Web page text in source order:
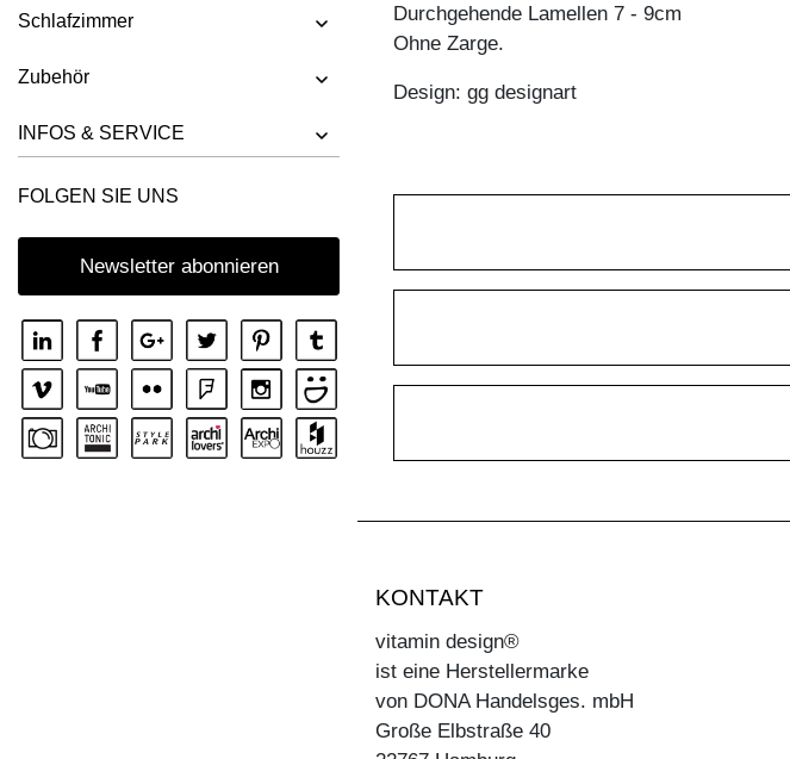
TISCH LIVING BUTTERFLY
TISCH LOTUS
TISCH MARGO
TISCH MARGO ROUND
TISCH MARGO SELECT
TISCH MENA
TISCH MENA CONSOLE
TISCH MENA CONSOLE T
Schlafzimmer
Zubehör
INFOS & SERVICE
FOLGEN SIE UNS
Newsletter abonnieren
Durchgehende Lamellen 7 - 9cm
Ohne Zarge.
Design: gg designart
KONTAKT
vitamin design®
ist eine Herstellermarke
von DONA Handelsges. mbH
Große Elbstraße 40